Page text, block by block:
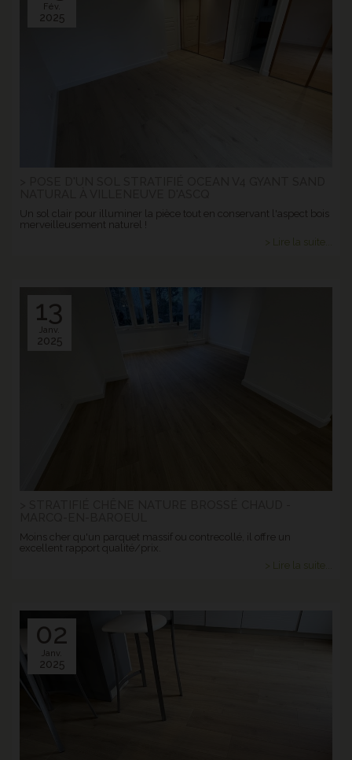
Fév.
2025
Un sol clair pour illuminer la pièce tout en conservant l'aspect bois
merveilleusement naturel !
> Lire la suite...
13
Janv.
2025
Moins cher qu'un parquet massif ou contrecollé, il offre un
excellent rapport qualité/prix.
> Lire la suite...
02
Janv.
2025